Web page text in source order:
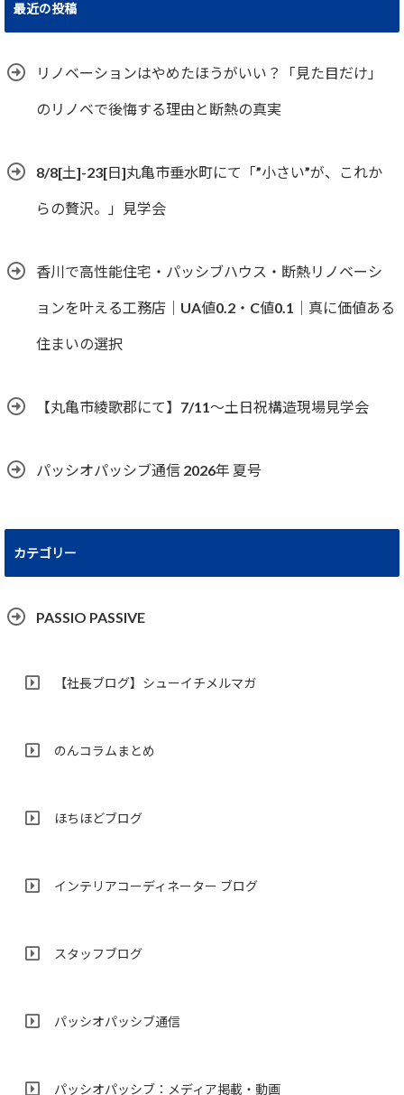
最近の投稿
リノベーションはやめたほうがいい？「見た目だけ」
のリノベで後悔する理由と断熱の真実
8/8[土]-23[日]丸亀市垂水町にて「”小さい”が、これか
らの贅沢。」見学会
香川で高性能住宅・パッシブハウス・断熱リノベーシ
ョンを叶える工務店｜UA値0.2・C値0.1｜真に価値ある
住まいの選択
【丸亀市綾歌郡にて】7/11～土日祝構造現場見学会
パッシオパッシブ通信 2026年 夏号
カテゴリー
PASSIO PASSIVE
【社長ブログ】シューイチメルマガ
のんコラムまとめ
ほちほどブログ
インテリアコーディネーター ブログ
スタッフブログ
パッシオパッシブ通信
パッシオパッシブ：メディア掲載・動画